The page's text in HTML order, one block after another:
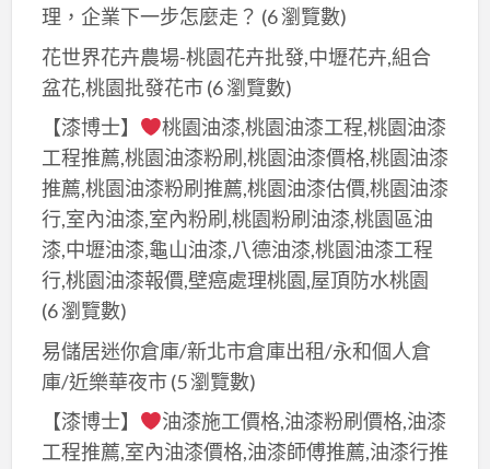
理，企業下一步怎麼走？ (6 瀏覽數)
花世界花卉農場-桃園花卉批發,中壢花卉,組合
盆花,桃園批發花市(6 瀏覽數)
【漆博士】
桃園油漆,桃園油漆工程,桃園油漆
工程推薦,桃園油漆粉刷,桃園油漆價格,桃園油漆
推薦,桃園油漆粉刷推薦,桃園油漆估價,桃園油漆
行,室內油漆,室內粉刷,桃園粉刷油漆,桃園區油
漆,中壢油漆,龜山油漆,八德油漆,桃園油漆工程
行,桃園油漆報價,壁癌處理桃園,屋頂防水桃園
(6 瀏覽數)
易儲居迷你倉庫/新北市倉庫出租/永和個人倉
庫/近樂華夜市(5 瀏覽數)
【漆博士】
油漆施工價格,油漆粉刷價格,油漆
工程推薦,室內油漆價格,油漆師傅推薦,油漆行推